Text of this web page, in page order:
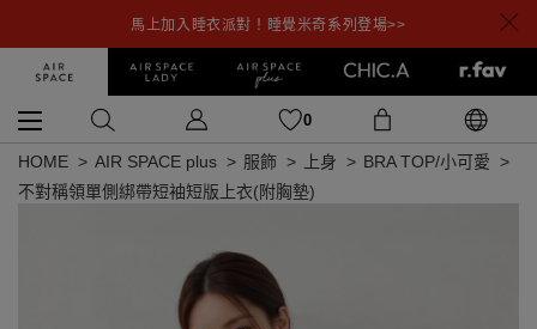
馬上加入睡衣派對！睡覺米奇系列登場>>
0
HOME AIR SPACE plus 服飾 上身
BRA TOP/小可愛
不對稱領單側綁帶短袖短版上衣(附胸墊)